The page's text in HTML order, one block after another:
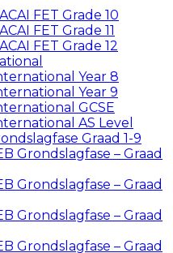
FET Grade 10
FET Grade 11
FET Grade 12
Year 8
Year 9
GCSE
AS Level
Graad 1-9
Grondslagfase – Graad
Grondslagfase – Graad
Grondslagfase – Graad
Grondslagfase – Graad